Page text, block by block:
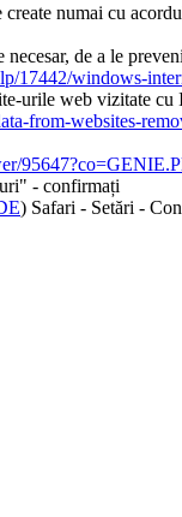
numai cu
de a le
17442/windows-
urile web vizitate
from-websites-
- confirmați
) Safari - Setări -